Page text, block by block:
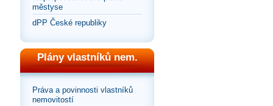
městyse
dPP České republiky
Plány vlastníků nem.
Práva a povinnosti vlastníků
nemovitostí